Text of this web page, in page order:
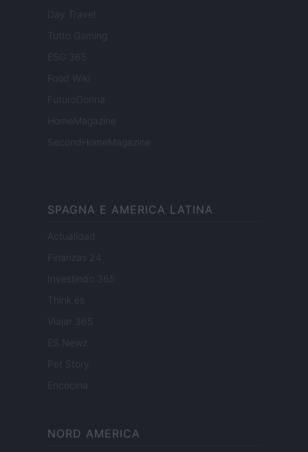
Day Travel
Tutto Gaming
ESG 365
Food Wiki
FuturoDonna
HomeMagazine
SecondHomeMagazine
SPAGNA E AMERICA LATINA
Actualidad
Finanzas 24
Investindo 365
Think.es
Viajar 365
ES Newz
Pet Story
Encocina
NORD AMERICA